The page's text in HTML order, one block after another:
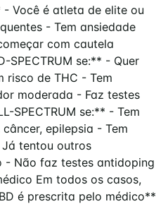
- Você é atleta de elite ou
- Tem ansiedade
com cautela
SPECTRUM se:** - Quer
risco de THC - Tem
moderada - Faz testes
SPECTRUM se:** - Tem
epilepsia - Tem
Já tentou outros
- Não faz testes antidoping
Em todos os casos,
é prescrita pelo médico**